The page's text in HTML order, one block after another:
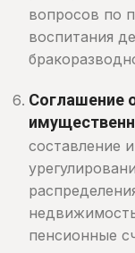
вопросов по
воспитания
Соглашение
составление
пенсионные